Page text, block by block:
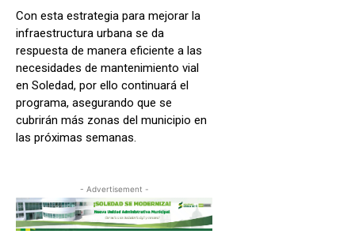
Con esta estrategia para mejorar la
infraestructura urbana se da
respuesta de manera eficiente a las
necesidades de mantenimiento vial
en Soledad, por ello continuará el
programa, asegurando que se
cubrirán más zonas del municipio en
las próximas semanas.
- Advertisement -